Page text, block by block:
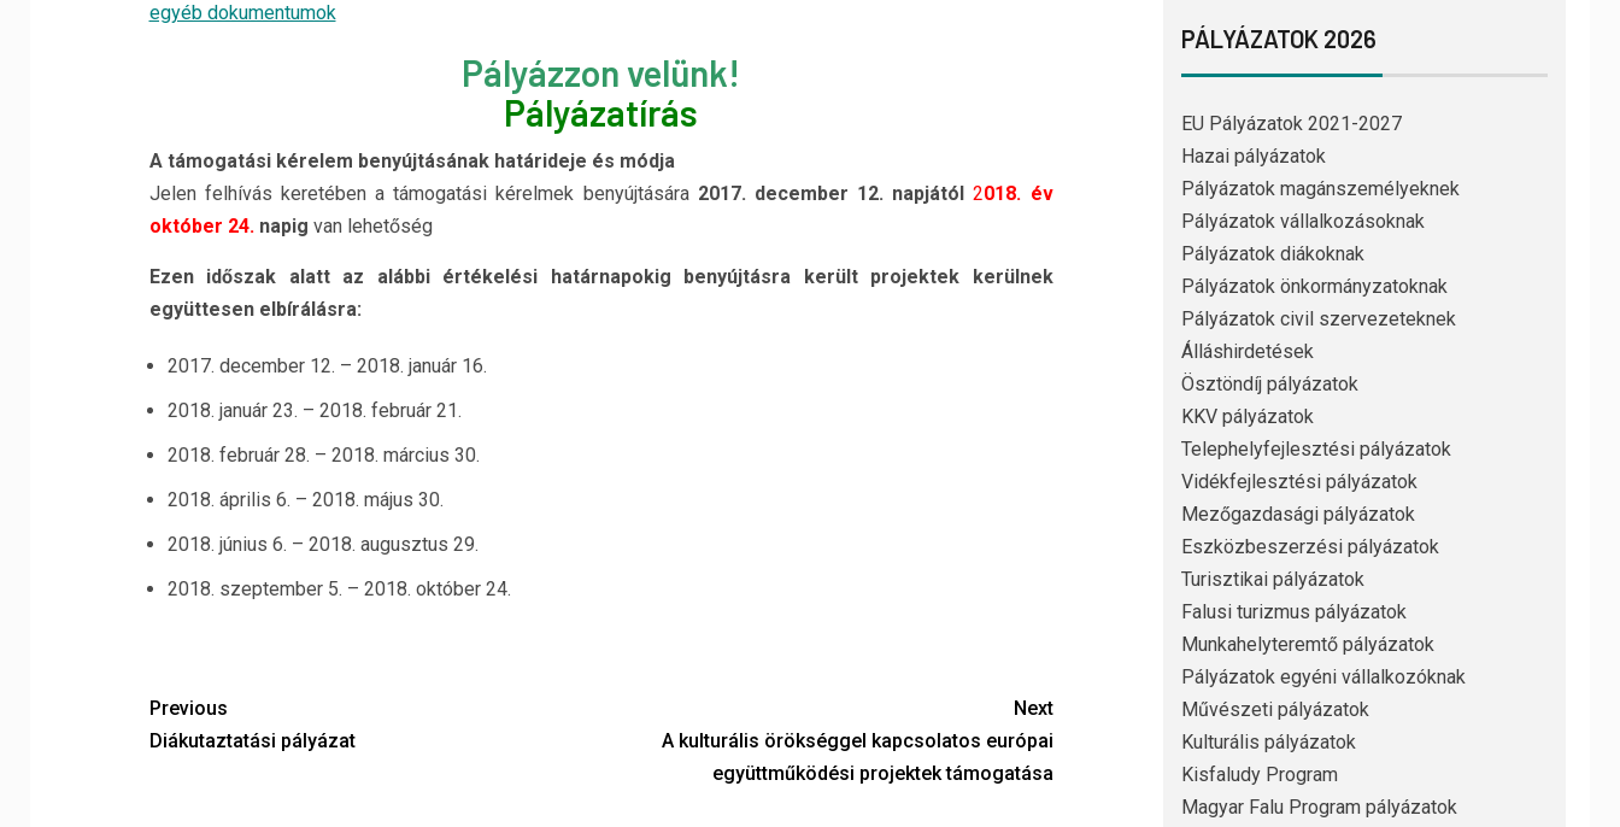
egyéb dokumentumok
Pályázzon velünk!
Pályázatírás
A támogatási kérelem benyújtásának határideje és módja
Jelen felhívás keretében a támogatási kérelmek benyújtására 2017. december 12. napjától 2018. év
október 24.napig van lehetőség
Ezen időszak alatt az alábbi értékelési határnapokig benyújtásra került projektek kerülnek
együttesen elbírálásra:
2017. december 12. – 2018. január 16.
2018. január 23. – 2018. február 21.
2018. február 28. – 2018. március 30.
2018. április 6. – 2018. május 30.
2018. június 6. – 2018. augusztus 29.
2018. szeptember 5. – 2018. október 24.
Previous
Diákutaztatási pályázat
Next
A kulturális örökséggel kapcsolatos európai
együttműködési projektek támogatása
PÁLYÁZATOK 2026
EU Pályázatok 2021-2027
Hazai pályázatok
Pályázatok magánszemélyeknek
Pályázatok vállalkozásoknak
Pályázatok diákoknak
Pályázatok önkormányzatoknak
Pályázatok civil szervezeteknek
Álláshirdetések
Ösztöndíj pályázatok
KKV pályázatok
Telephelyfejlesztési pályázatok
Vidékfejlesztési pályázatok
Mezőgazdasági pályázatok
Eszközbeszerzési pályázatok
Turisztikai pályázatok
Falusi turizmus pályázatok
Munkahelyteremtő pályázatok
Pályázatok egyéni vállalkozóknak
Művészeti pályázatok
Kulturális pályázatok
Kisfaludy Program
Magyar Falu Program pályázatok